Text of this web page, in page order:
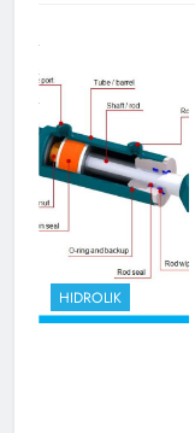
source
google.com
HIDROLIK